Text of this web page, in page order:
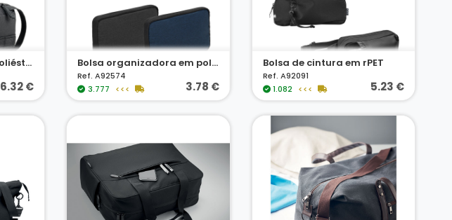
Bolsa de cintura em poliéster reciclado 600D de alta densidade e forro em poliéster reciclado 210D
6.32 €
Bolsa organizadora em poliéster reciclado 600D de alta densidade com compartimento principal espaçoso para acessórios tecnológicos
Ref. A92574
3.777
<<< 3.78 €
Bolsa de cintura em rPET
Ref. A92091
1.082
<<< 5.23 €